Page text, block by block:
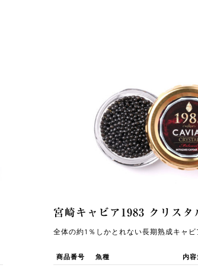
宮崎キャビア1983 クリスタ
全体の約1％しかとれない長期熟成キャビ
商品番号 魚種 内容